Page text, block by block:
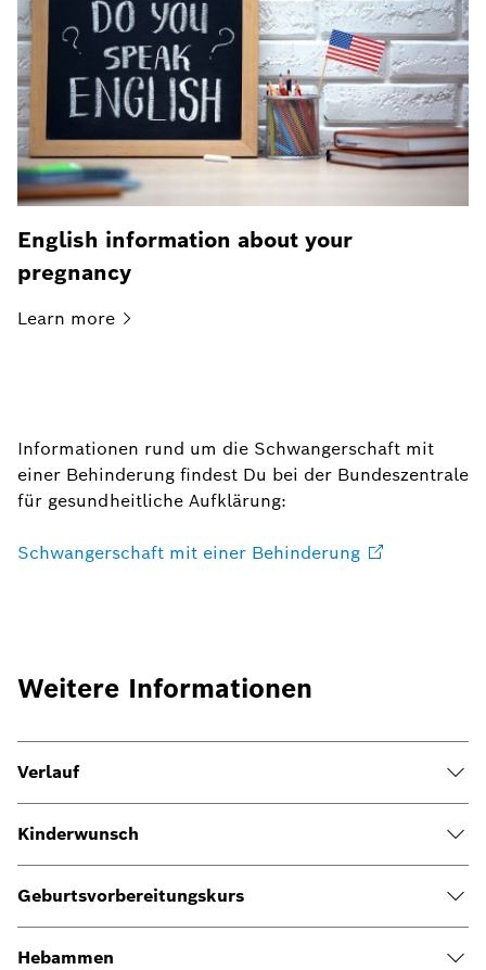
English information about your
pregnancy
Learn more
Informationen rund um die Schwangerschaft mit
einer Behinderung findest Du bei der Bundeszentrale
für gesundheitliche Aufklärung:
Schwangerschaft mit einer Behinderung
Weitere Informationen
Verlauf
Kinderwunsch
Geburtsvorbereitungskurs
Hebammen